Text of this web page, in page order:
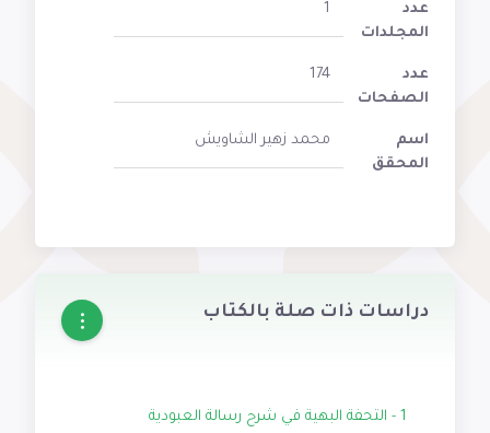
عدد
المجلدات
1
عدد
الصفحات
174
اسم
المحقق
محمد زهير الشاويش
دراسات ذات صلة بالكتاب
1 - التحفة البهية في شرح رسالة العبودية